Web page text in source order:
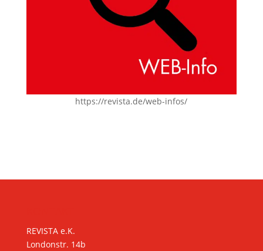
https://revista.de/web-infos/
REVISTA e.K.
Londonstr. 14b